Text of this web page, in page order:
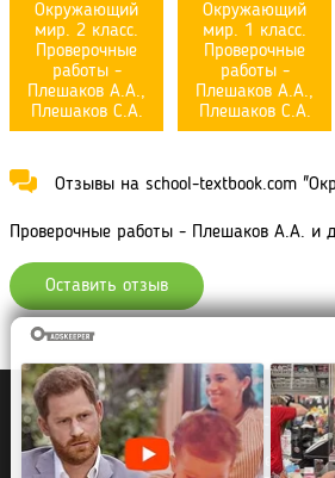
Окружающий
мир. 2 класс.
Проверочные
работы -
Плешаков А.А.,
Плешаков С.А.
Окружающий
мир. 1 класс.
Проверочные
работы -
Плешаков А.А.,
Плешаков С.А.
Отзывы на school-textbook.com
Проверочные работы - Плешаков А.А. и
Оставить отзыв
Политика конфиденциальности
Правообладателям
Рефераты Дипломы Курсовые работы